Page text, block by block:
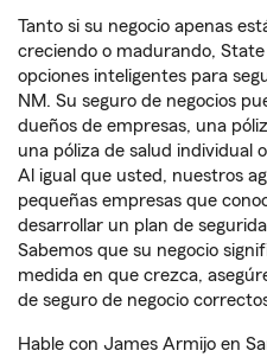
Tanto si su negocio apenas
creciendo o madurando,
opciones inteligentes para
NM. Su seguro de negocios
dueños de empresas, una
una póliza de salud individual
Al igual que usted, nuestros
pequeñas empresas que
desarrollar un plan de
Sabemos que su negocio
medida en que crezca,
de seguro de negocio
Hable con James Armijo en